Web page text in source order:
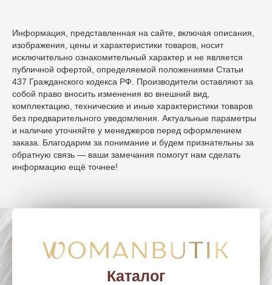
Информация, представленная на сайте, включая описания,
изображения, цены и характеристики товаров, носит
исключительно ознакомительный характер и не является
публичной офертой, определяемой положениями Статьи
437 Гражданского кодекса РФ. Производители оставляют за
собой право вносить изменения во внешний вид,
комплектацию, технические и иные характеристики товаров
без предварительного уведомления. Актуальные параметры
и наличие уточняйте у менеджеров перед оформлением
заказа. Благодарим за понимание и будем признательны за
обратную связь — ваши замечания помогут нам сделать
информацию ещё точнее!
г. Челябинск, Ленина, 50
+7 (351) 266 10 99
Каталог